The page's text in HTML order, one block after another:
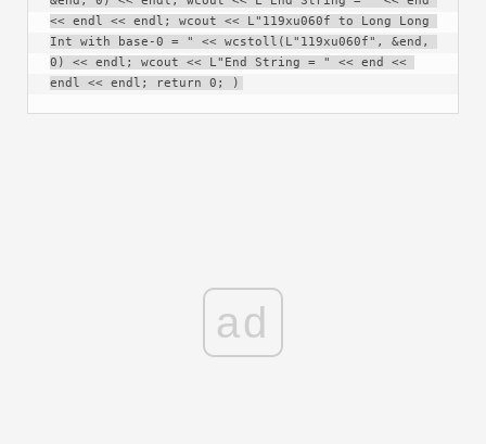
<< endl << endl; wcout << L"119xu060f to Long Long
Int with base-0 = " << wcstoll(L"119xu060f", &end,
0) << endl; wcout << L"End String = " << end <<
endl << endl; return 0; )
ad